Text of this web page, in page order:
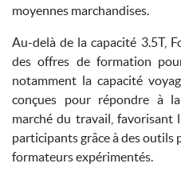
moyennes marchandises.
Au-delà de la capacité 3.5T,
des offres de formation
notamment la capacité
conçues pour répondre à
marché du travail, favorisant
participants grâce à des outils
formateurs expérimentés.